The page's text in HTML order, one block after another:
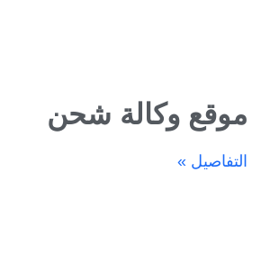
موقع وكالة شحن
التفاصيل »